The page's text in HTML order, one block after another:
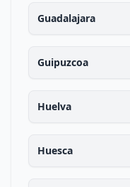
Guadalajara
Guipuzcoa
Huelva
Huesca